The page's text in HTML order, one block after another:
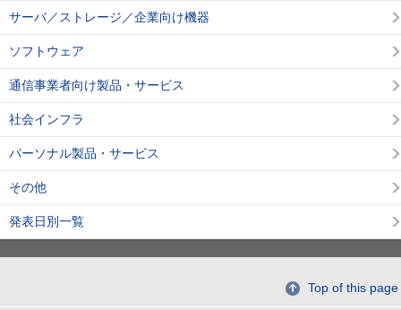
サーバ／ストレージ／企業向け機器
ソフトウェア
通信事業者向け製品・サービス
社会インフラ
パーソナル製品・サービス
その他
発表日別一覧
Top of this page